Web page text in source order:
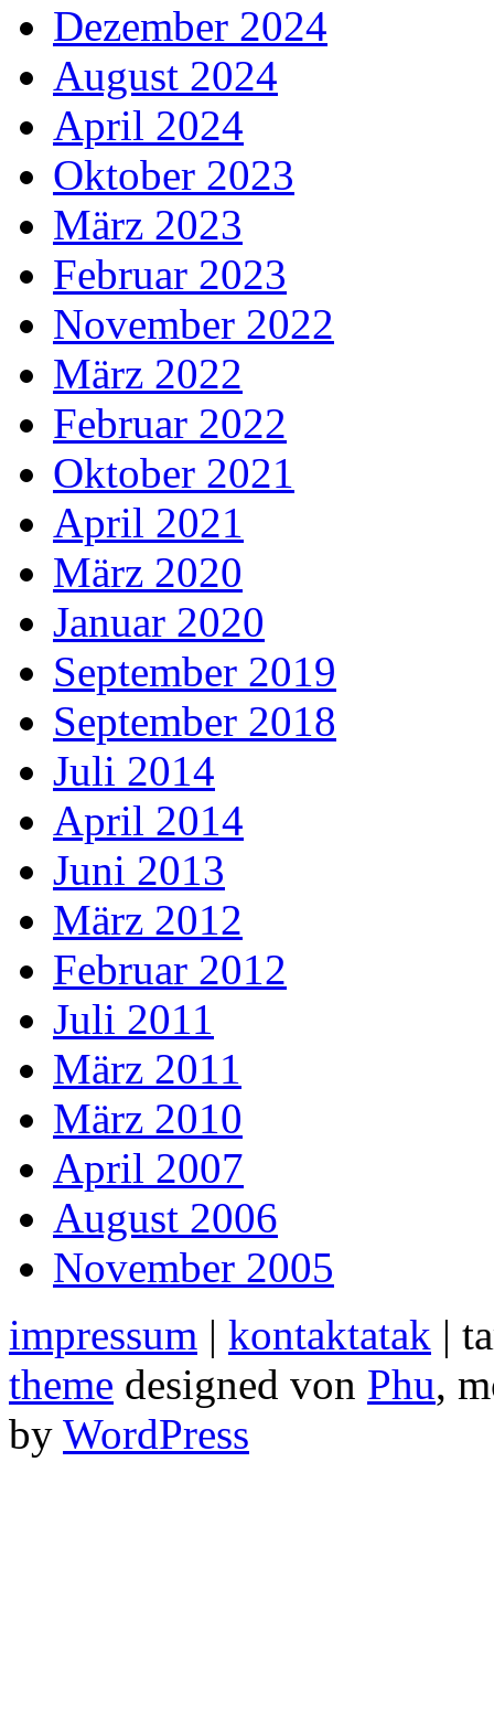
Dezember 2024
August 2024
April 2024
Oktober 2023
März 2023
Februar 2023
November 2022
März 2022
Februar 2022
Oktober 2021
April 2021
März 2020
Januar 2020
September 2019
September 2018
Juli 2014
April 2014
Juni 2013
März 2012
Februar 2012
Juli 2011
März 2011
März 2010
April 2007
August 2006
November 2005
impressum | kontaktatak |
theme designed von Phu,
by WordPress